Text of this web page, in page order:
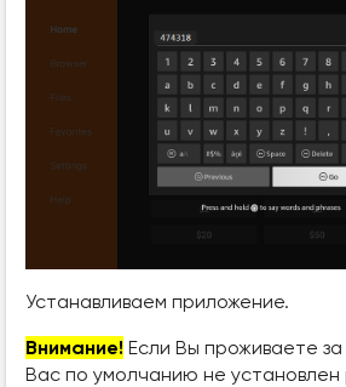
Устанавливаем приложение.
Внимание! Если Вы проживаете
Вас по умолчанию не установлен